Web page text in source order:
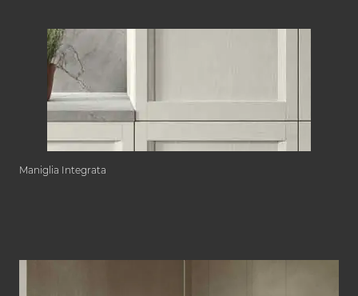
Maniglia Integrata